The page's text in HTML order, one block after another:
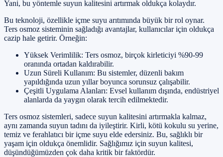
Yani, bu yöntemle suyun kalitesini artırmak oldukça kolaydır.
Bu teknoloji, özellikle içme suyu arıtımında büyük bir rol oynar.
Ters osmoz sisteminin sağladığı avantajlar, kullanıcılar için oldukça
cazip hale getirir. Örneğin:
Yüksek Verimlilik: Ters osmoz, birçok kirleticiyi %90-99
oranında ortadan kaldırabilir.
Uzun Süreli Kullanım: Bu sistemler, düzenli bakım
yapıldığında uzun yıllar boyunca sorunsuz çalışabilir.
Çeşitli Uygulama Alanları: Evsel kullanım dışında, endüstriyel
alanlarda da yaygın olarak tercih edilmektedir.
Ters osmoz sistemleri, sadece suyun kalitesini artırmakla kalmaz,
aynı zamanda suyun tadını da iyileştirir. Kirli, kötü kokulu su yerine,
temiz ve ferahlatıcı bir içme suyu elde edersiniz. Bu, sağlıklı bir
yaşam için oldukça önemlidir. Sağlığımız için suyun kalitesi,
düşündüğümüzden çok daha kritik bir faktördür.